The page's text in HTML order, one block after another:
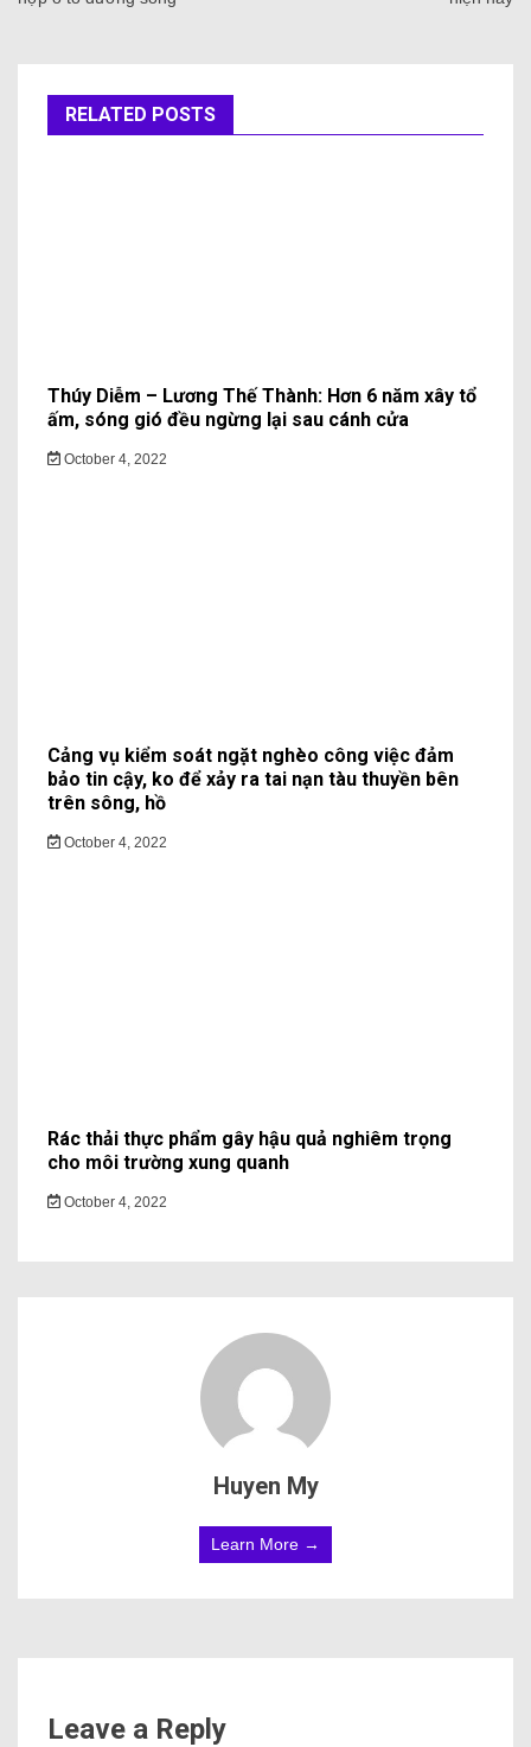
RELATED POSTS
Thúy Diễm – Lương Thế Thành: Hơn 6 năm xây tổ
ấm, sóng gió đều ngừng lại sau cánh cửa
October 4, 2022
Cảng vụ kiểm soát ngặt nghèo công việc đảm
bảo tin cậy, ko để xảy ra tai nạn tàu thuyền bên
trên sông, hồ
October 4, 2022
Rác thải thực phẩm gây hậu quả nghiêm trọng
cho môi trường xung quanh
October 4, 2022
Huyen My
Learn More →
Leave a Reply